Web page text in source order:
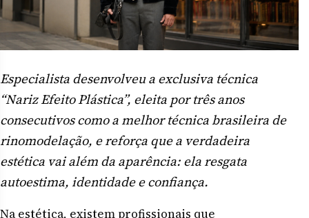
Especialista desenvolveu a exclusiva técnica
“Nariz Efeito Plástica”, eleita por três anos
consecutivos como a melhor técnica brasileira de
rinomodelação, e reforça que a verdadeira
estética vai além da aparência: ela resgata
autoestima, identidade e confiança.
Na estética, existem profissionais que